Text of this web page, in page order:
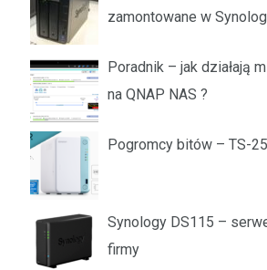
zamontowane w
Poradnik – jak działają
na QNAP NAS ?
Pogromcy bitów – TS-
Synology DS115 –
firmy